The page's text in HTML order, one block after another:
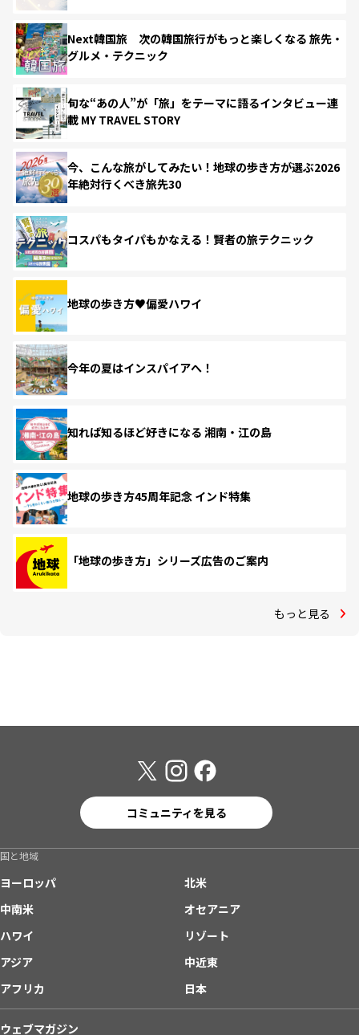
Next韓国旅 次の韓国旅行がもっと楽しくなる 旅先・
グルメ・テクニック
旬な“あの人”が「旅」をテーマに語るインタビュー連
載 MY TRAVEL STORY
今、こんな旅がしてみたい！地球の歩き方が選ぶ2026
年絶対行くべき旅先30
コスパもタイパもかなえる！賢者の旅テクニック
地球の歩き方♥偏愛ハワイ
今年の夏はインスパイアへ！
知れば知るほど好きになる 湘南・江の島
地球の歩き方45周年記念 インド特集
「地球の歩き方」シリーズ広告のご案内
もっと見る
コミュニティを見る
国と地域
ヨーロッパ
北米
中南米
オセアニア
ハワイ
リゾート
アジア
中近東
アフリカ
日本
ウェブマガジン